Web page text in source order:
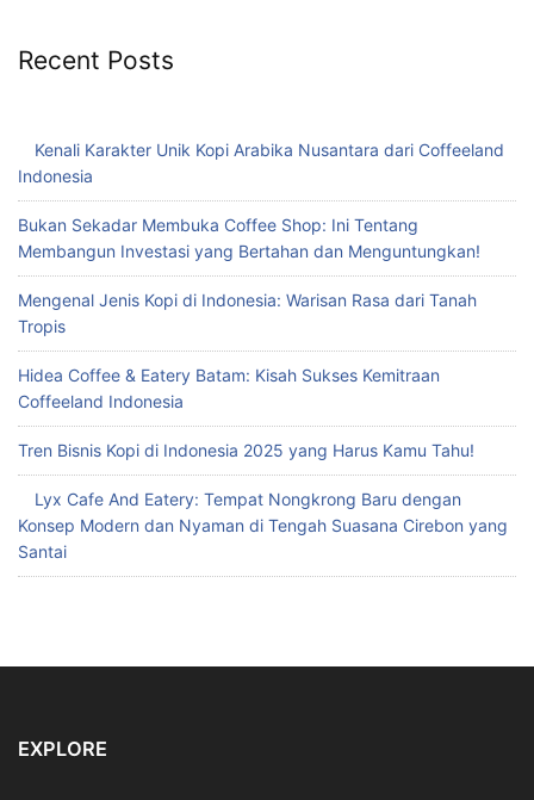
Recent Posts
Kenali Karakter Unik Kopi Arabika Nusantara dari Coffeeland
Indonesia
Bukan Sekadar Membuka Coffee Shop: Ini Tentang
Membangun Investasi yang Bertahan dan Menguntungkan!
Mengenal Jenis Kopi di Indonesia: Warisan Rasa dari Tanah
Tropis
Hidea Coffee & Eatery Batam: Kisah Sukses Kemitraan
Coffeeland Indonesia
Tren Bisnis Kopi di Indonesia 2025 yang Harus Kamu Tahu!
Lyx Cafe And Eatery: Tempat Nongkrong Baru dengan
Konsep Modern dan Nyaman di Tengah Suasana Cirebon yang
Santai
EXPLORE